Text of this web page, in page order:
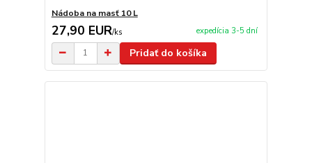
Nádoba na masť 10 L
27,90 EUR/ks expedícia 3-5 dní
Pridať do košíka